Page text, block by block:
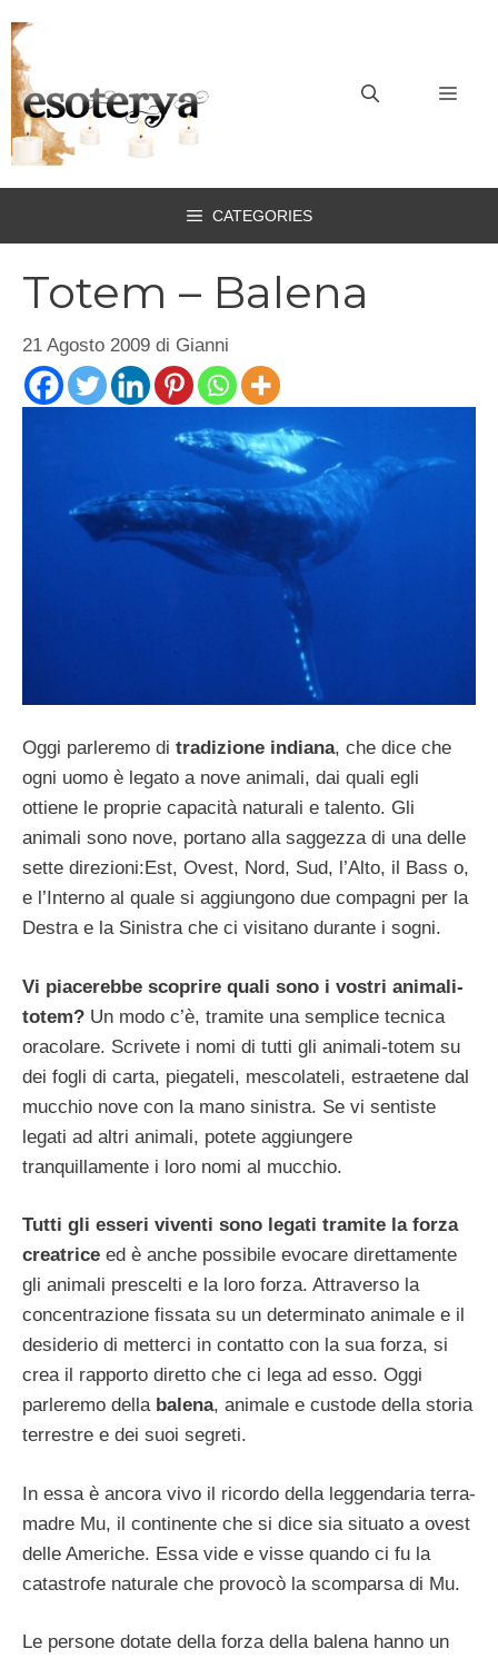
al
contenuto
CATEGORIES
Totem – Balena
21 Agosto 2009 di Gianni
Oggi parleremo di tradizione indiana, che dice che
ogni uomo è legato a nove animali, dai quali egli
ottiene le proprie capacità naturali e talento. Gli
animali sono nove, portano alla saggezza di una delle
sette direzioni:Est, Ovest, Nord, Sud, l’Alto, il Bass o,
e l’Interno al quale si aggiungono due compagni per la
Destra e la Sinistra che ci visitano durante i sogni.
Vi piacerebbe scoprire quali sono i vostri animali-
totem? Un modo c’è, tramite una semplice tecnica
oracolare. Scrivete i nomi di tutti gli animali-totem su
dei fogli di carta, piegateli, mescolateli, estraetene dal
mucchio nove con la mano sinistra. Se vi sentiste
legati ad altri animali, potete aggiungere
tranquillamente i loro nomi al mucchio.
Tutti gli esseri viventi sono legati tramite la forza
creatrice ed è anche possibile evocare direttamente
gli animali prescelti e la loro forza. Attraverso la
concentrazione fissata su un determinato animale e il
desiderio di metterci in contatto con la sua forza, si
crea il rapporto diretto che ci lega ad esso. Oggi
parleremo della balena, animale e custode della storia
terrestre e dei suoi segreti.
In essa è ancora vivo il ricordo della leggendaria terra-
madre Mu, il continente che si dice sia situato a ovest
delle Americhe. Essa vide e visse quando ci fu la
catastrofe naturale che provocò la scomparsa di Mu.
Le persone dotate della forza della balena hanno un